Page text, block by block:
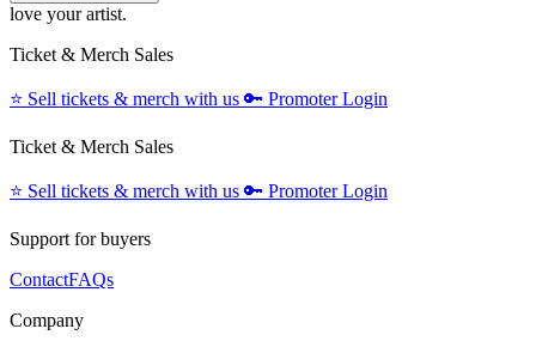
love your artist.
Ticket & Merch Sales
⭐️ Sell tickets & merch with us 🔑 Promoter Login
Ticket & Merch Sales
⭐️ Sell tickets & merch with us 🔑 Promoter Login
Support for buyers
ContactFAQs
Company